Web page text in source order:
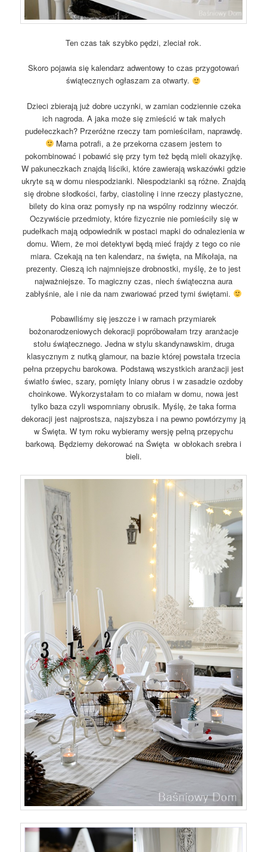
Ten czas tak szybko pędzi, zleciał rok.
Skoro pojawia się kalendarz adwentowy to czas przygotowań
świątecznych ogłaszam za otwarty.
Dzieci zbierają już dobre uczynki, w zamian codziennie czeka
ich nagroda. A jaka może się zmieścić w tak małych
pudełeczkach? Przeróżne rzeczy tam pomieściłam, naprawdę.
Mama potrafi, a że przekorna czasem jestem to
pokombinować i pobawić się przy tym też będą mieli okazyjkę.
W pakuneczkach znajdą liściki, które zawierają wskazówki gdzie
ukryte są w domu niespodzianki. Niespodzianki są różne. Znajdą
się drobne słodkości, farby, ciastolinę i inne rzeczy plastyczne,
bilety do kina oraz pomysły np na wspólny rodzinny wieczór.
Oczywiście przedmioty, które fizycznie nie pomieściły się w
pudełkach mają odpowiednik w postaci mapki do odnalezienia w
domu. Wiem, że moi detektywi będą mieć frajdy z tego co nie
miara. Czekają na ten kalendarz, na święta, na Mikołaja, na
prezenty. Cieszą ich najmniejsze drobnostki, myślę, że to jest
najważniejsze. To magiczny czas, niech świąteczna aura
zabłyśnie, ale i nie da nam zwariować przed tymi świętami.
Pobawiliśmy się jeszcze i w ramach przymiarek
bożonarodzeniowych dekoracji popróbowałam trzy aranżacje
stołu świątecznego. Jedna w stylu skandynawskim, druga
klasycznym z nutką glamour, na bazie której powstała trzecia
pełna przepychu barokowa. Podstawą wszystkich aranżacji jest
światło świec, szary, pomięty lniany obrus i w zasadzie ozdoby
choinkowe. Wykorzystałam to co miałam w domu, nowa jest
tylko baza czyli wspomniany obrusik. Myślę, że taka forma
dekoracji jest najprostsza, najszybsza i na pewno powtórzymy ją
w Święta. W tym roku wybieramy wersję pełną przepychu
barkową. Będziemy dekorować na Święta w obłokach srebra i
bieli.